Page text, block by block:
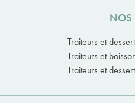
NOS
Traiteurs et
Traiteurs et
Traiteurs et